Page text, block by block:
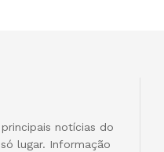
notícias do
lugar. Informação